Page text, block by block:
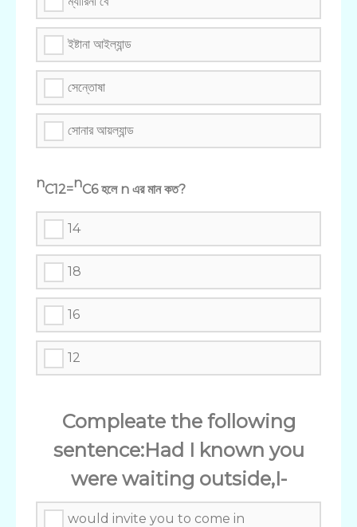
ইষ্টানা আইল্যান্ড
সেন্তোষা
সোনার আয়ল্যান্ড
nC12=nC6 হলে n এর মান কত?
14
18
16
12
Compleate the following
sentence:Had I known you
were waiting outside,I-
would invite you to come in